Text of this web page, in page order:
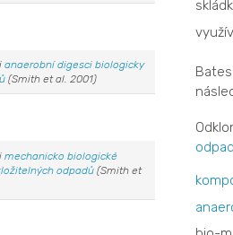
anaerobní digesci biologicky
(Smith et al. 2001)
mechanicko biologické
odpadů(Smith et